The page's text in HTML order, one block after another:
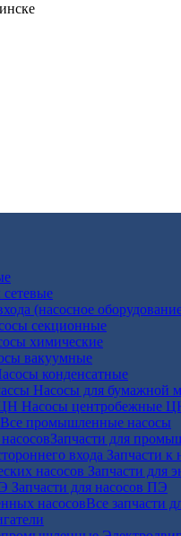
секционные
химические
вакуумные
конденсатные
Насосы для бумажной
Насосы центробежные
Все промышленные насосы
Запчасти для
Запчасти к
Запчасти для
Запчасти для насосов ПЭ
Все запчасти